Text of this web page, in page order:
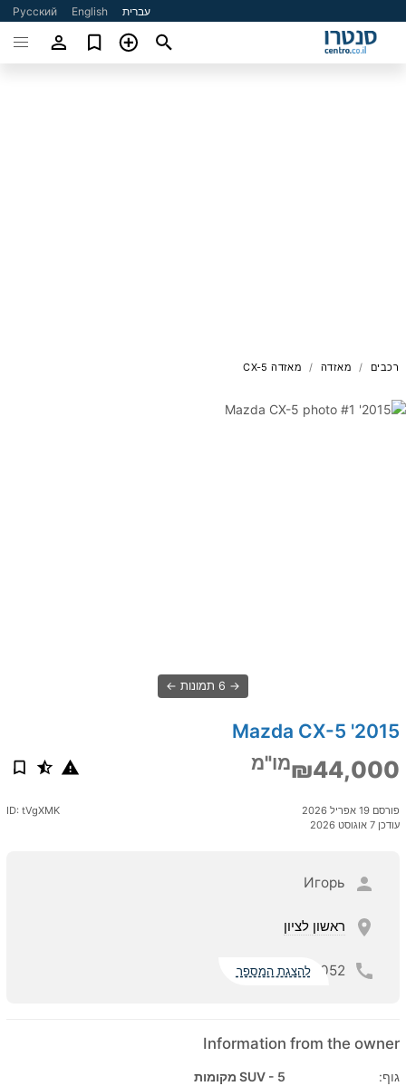
עברית English
Русский
רכבים מאזדה מאזדה CX-5
6 תמונות
2015' Mazda CX-5
₪44,000מו"מ
פורסם 19 אפריל 2026
עודכן 7 אוגוסט 2026
ID: tVgXMK
Игорь
ראשון לציון
052 להצגת המספר
Information from the owner
גוף:
SUV - 5 מקומות